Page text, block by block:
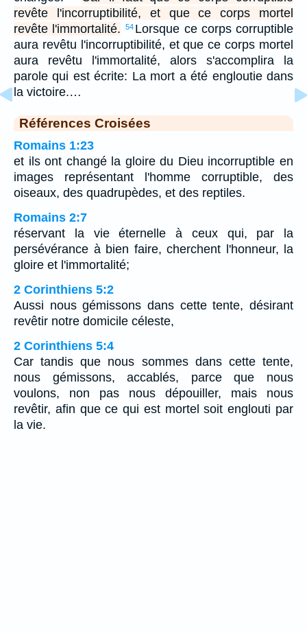
revête l'incorruptibilité, et que ce corps mortel
revête l'immortalité.
54 Lorsque ce corps corruptible
aura revêtu l'incorruptibilité, et que ce corps mortel
aura revêtu l'immortalité, alors s'accomplira la
parole qui est écrite: La mort a été engloutie dans
la victoire.…
Références Croisées
Romains 1:23
et ils ont changé la gloire du Dieu incorruptible en
images représentant l'homme corruptible, des
oiseaux, des quadrupèdes, et des reptiles.
Romains 2:7
réservant la vie éternelle à ceux qui, par la
persévérance à bien faire, cherchent l'honneur, la
gloire et l'immortalité;
2 Corinthiens 5:2
Aussi nous gémissons dans cette tente, désirant
revêtir notre domicile céleste,
2 Corinthiens 5:4
Car tandis que nous sommes dans cette tente,
nous gémissons, accablés, parce que nous
voulons, non pas nous dépouiller, mais nous
revêtir, afin que ce qui est mortel soit englouti par
la vie.